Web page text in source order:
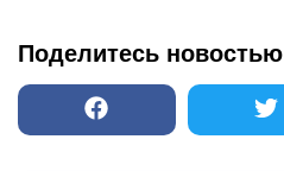
Поделитесь новостью